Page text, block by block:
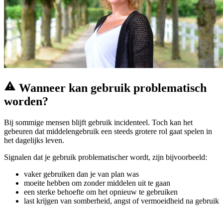
Wanneer kan gebruik problematisch
worden?
Bij sommige mensen blijft gebruik incidenteel. Toch kan het
gebeuren dat middelengebruik een steeds grotere rol gaat spelen in
het dagelijks leven.
Signalen dat je gebruik problematischer wordt, zijn bijvoorbeeld:
vaker gebruiken dan je van plan was
moeite hebben om zonder middelen uit te gaan
een sterke behoefte om het opnieuw te gebruiken
last krijgen van somberheid, angst of vermoeidheid na gebruik